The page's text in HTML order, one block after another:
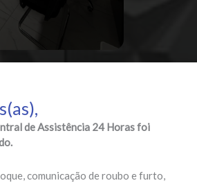
de Assistência 24 Horas foi
comunicação de roubo e furto,